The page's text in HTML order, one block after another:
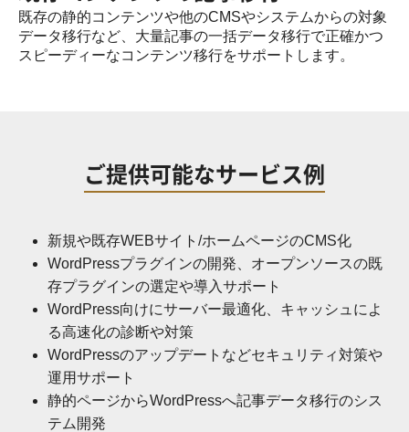
既存の静的コンテンツや他のCMSやシステムからの対象
データ移行など、大量記事の一括データ移行で正確かつ
スピーディーなコンテンツ移行をサポートします。
ご提供可能なサービス例
新規や既存WEBサイト/ホームページのCMS化
WordPressプラグインの開発、オープンソースの既
存プラグインの選定や導入サポート
WordPress向けにサーバー最適化、キャッシュによ
る高速化の診断や対策
WordPressのアップデートなどセキュリティ対策や
運用サポート
静的ページからWordPressへ記事データ移行のシス
テム開発